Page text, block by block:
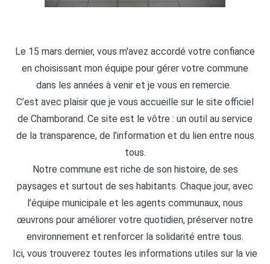
Le 15 mars dernier, vous m'avez accordé votre confiance
en choisissant mon équipe pour gérer votre commune
dans les années à venir et je vous en remercie.
C’est avec plaisir que je vous accueille sur le site officiel
de Chamborand. Ce site est le vôtre : un outil au service
de la transparence, de l’information et du lien entre nous
tous.
Notre commune est riche de son histoire, de ses
paysages et surtout de ses habitants. Chaque jour, avec
l’équipe municipale et les agents communaux, nous
œuvrons pour améliorer votre quotidien, préserver notre
environnement et renforcer la solidarité entre tous.
Ici, vous trouverez toutes les informations utiles sur la vie